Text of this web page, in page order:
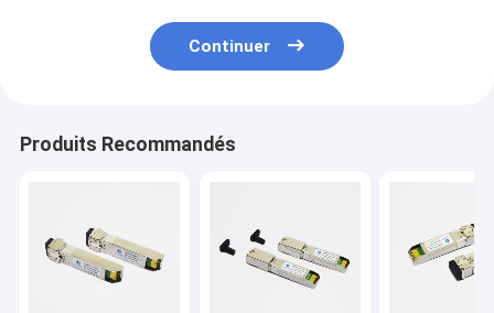
Continuer
Produits Recommandés